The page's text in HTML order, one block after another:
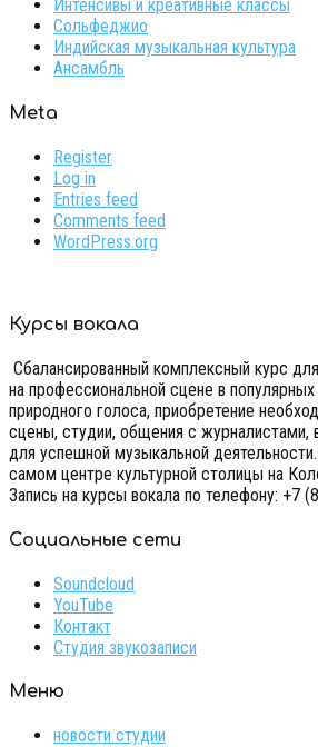
Интенсивы и креативные классы
Сольфеджио
Индийская музыкальная культура
Ансамбль
Meta
Register
Log in
Entries feed
Comments feed
WordPress.org
Курсы вокала
Сбалансированный комплексный курс
на профессиональной сцене в
природного голоса, приобретение
сцены, студии, общения с журналистами,
для успешной музыкальной
самом центре культурной столицы на
Запись на курсы вокала по телефону: +7
Cоциальные сети
Soundcloud
YouTube
Контакт
Студия звукозаписи
Меню
новости студии